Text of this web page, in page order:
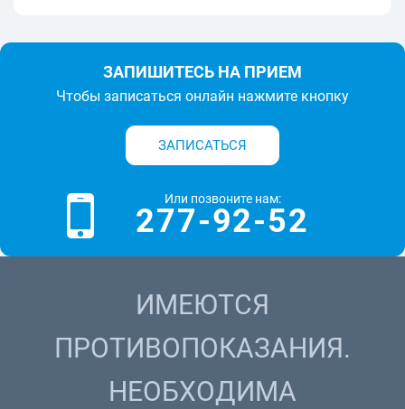
ЗАПИШИТЕСЬ НА ПРИЕМ
Чтобы записаться онлайн нажмите кнопку
ЗАПИСАТЬСЯ
Или позвоните нам:
277-92-52
ИМЕЮТСЯ
ПРОТИВОПОКАЗАНИЯ.
НЕОБХОДИМА